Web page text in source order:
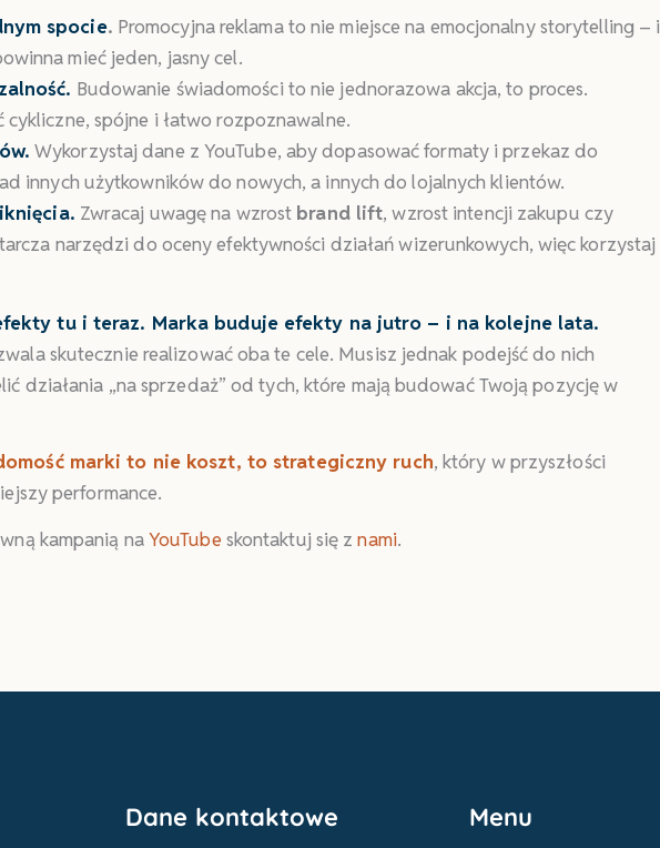
spocie. Promocyjna reklama to nie miejsce na emocjonalny storytelling – i
mieć jeden, jasny cel.
Budowanie świadomości to nie jednorazowa akcja, to proces.
cykliczne, spójne i łatwo rozpoznawalne.
Wykorzystaj dane z YouTube, aby dopasować formaty i przekaz do
innych użytkowników do nowych, a innych do lojalnych klientów.
Zwracaj uwagę na wzrost brand lift, wzrost intencji zakupu czy
narzędzi do oceny efektywności działań wizerunkowych, więc korzystaj
tu i teraz. Marka buduje efekty na jutro – i na kolejne lata.
skutecznie realizować oba te cele. Musisz jednak podejść do nich
działania „na sprzedaż” od tych, które mają budować Twoją pozycję w
marki to nie koszt, to strategiczny ruch, który w przyszłości
performance.
kampanią naYouTube skontaktuj się znami.
Dane kontaktowe Menu